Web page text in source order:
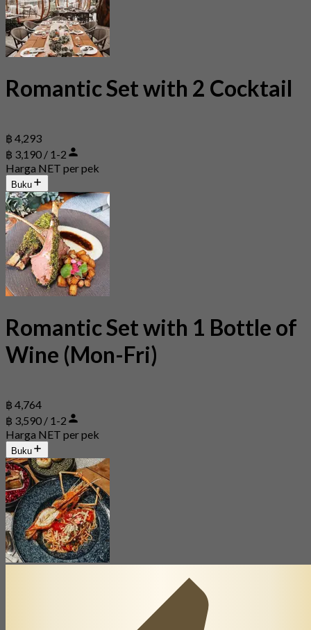
Romantic Set with 2 Cocktail
฿ 4,293
฿ 3,190 / 1-2
Harga NET per pek
Buku
Romantic Set with 1 Bottle of
Wine (Mon-Fri)
฿ 4,764
฿ 3,590 / 1-2
Harga NET per pek
Buku